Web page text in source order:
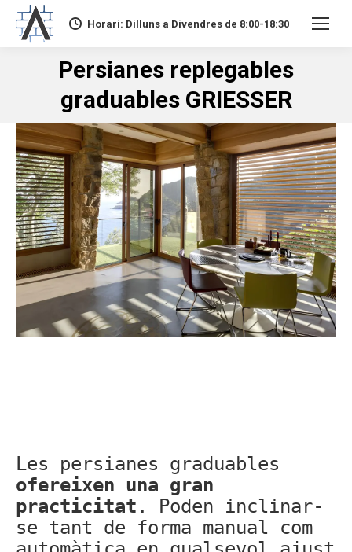
Horari: Dilluns a Divendres de 8:00-18:30
Persianes replegables
graduables GRIESSER
You are here:
Les persianes graduables
ofereixen una gran
practicitat . Poden inclinar-
se tant de forma manual com